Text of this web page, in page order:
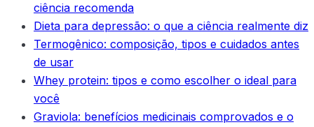
ciência recomenda
Dieta para depressão: o que a ciência realmente diz
Termogênico: composição, tipos e cuidados antes
de usar
Whey protein: tipos e como escolher o ideal para
você
Graviola: benefícios medicinais comprovados e o